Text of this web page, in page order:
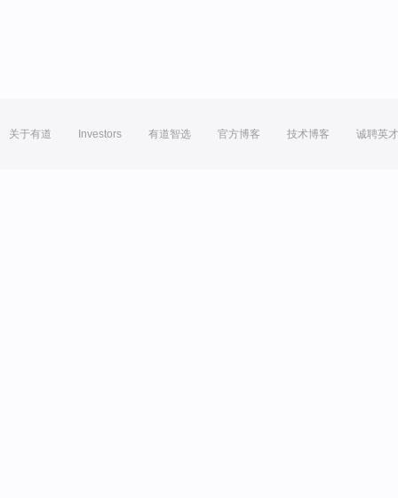
关于有道 Investors 有道智选 官方博客 技术博客 诚聘英才